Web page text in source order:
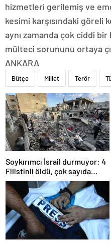
hizmetleri gerilemiş ve
kesimi karşısındaki
aynı zamanda çok ciddi bir
mülteci sorununu ortaya
ANKARA
Bütçe Millet Terör
Soykırımcı İsrail durmuyor: 4
Filistinli öldü, çok sayıda
yaralı var